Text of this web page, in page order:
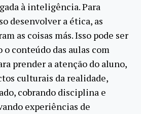
à inteligência. Para
desenvolver a ética, as
as coisas más. Isso pode ser
conteúdo das aulas com
prender a atenção do aluno,
culturais da realidade,
cobrando disciplina e
experiências de